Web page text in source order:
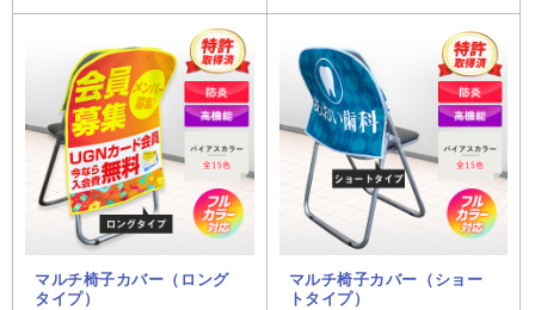
マルチ椅子カバー（ロング
タイプ）
マルチ椅子カバー（ショー
トタイプ）